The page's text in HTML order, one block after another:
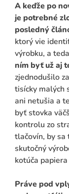
A keďže po
je potrebné
posledný
ktorý vie
výrobku, a
ním byť už aj
zjednodušilo
tisícky malých
ani netušia a
byť stovka
kontrolu zo
tlačovín, by sa
skutočný
kotúča
Práve pod